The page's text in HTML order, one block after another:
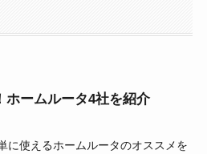
ームルータ4社を紹介
に使えるホームルータのオススメを